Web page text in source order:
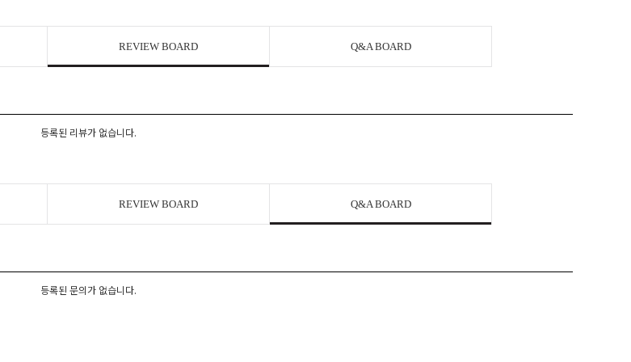
REVIEW BOARD Q&A BOARD
등록된 리뷰가 없습니다.
REVIEW BOARD Q&A BOARD
등록된 문의가 없습니다.